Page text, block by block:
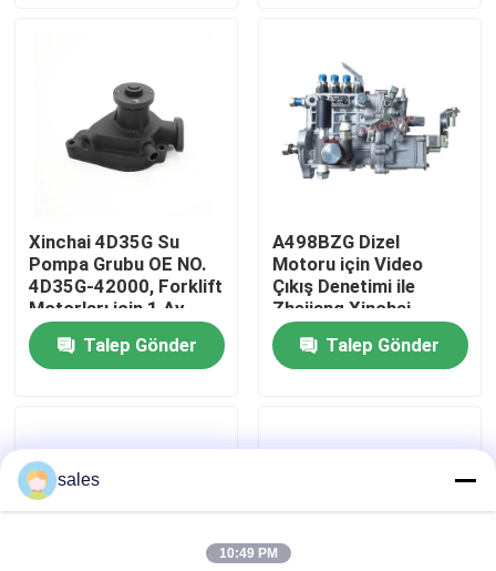
Hakkımızda
Kalite Kontrolü
Bizimle İletişim
Motor montajı
Motor Bloku Montajı ve Aksesuarları
Xinchai 4D35G Su
Pompa Grubu OE NO.
4D35G-42000, Forklift
Motorları için 1 Ay
Garantili
Talep Gönder
A498BZG Dizel
Motoru için Video
Çıkış Denetimi ile
Zhejiang Xinchai
Yüksek Basınçlı Yakıt
Pompası 4QTF319BZ-
Talep Gönder
sales
10:49 PM